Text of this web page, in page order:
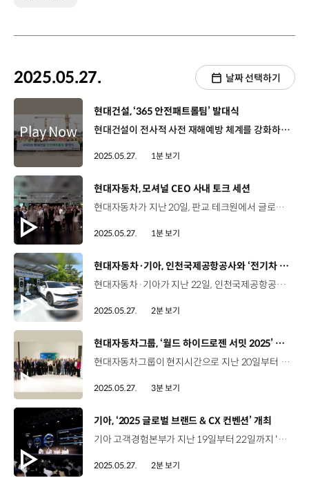
2025.05.27. 날짜 선택하기
[동영상]
현대건설, ‘365 안전패트롤팀’ 발대식
현대건설이 전사적 사전 재해예방 체계를 강화하고 현장중심의 안전·품질 관리 활동에 나섭니다. 현대건설은 지난 16일, ‘디에이치 클래스트’ 현장에서 ‘365 안전패트롤팀’ 발대식을 개최하고 본격적인 활동을 시작했습니다. '365 안전패트롤팀'은 현장 안전관리 전문위원을 주축으로 구성한 전담 조직인데요, 사전 통보 없이 불시에 현장 안전 점검을 실시해 위험 요소를 선제적으로 제거하고 사고를 예방하는 데 목적이 있습니다. 현대건설은 현장 구성원 스스로 위험요소를 식별하고 대응할 수 있는 자율적 안전문화가 정착될 수 있도록, 선제적이고 지속적인 현장 중심의 활동을 강화해 나갈 계획입니다.
2025.05.27. 1분 보기
[동영상]
현대자동차, 모셔널 CEO 사내 토크 세션
현대자동차가 지난 20일, 판교 테크원에서 글로벌 자율주행 기업 ‘모셔널(Motional)’의 CEO, 로라 메이저(Laura Major)를 초청해 사내 토크 세션을 진행했습니다. 로라 메이저는 자율주행 기술 분야에서 세계적으로 인정받는 테크 리더로 유명한데요. 이날 토크 세션에서는 로보틱스와 AI의 기술 발전 동향, 모셔널 기술 개발 현황과 함께 리더로서의 성장 스토리와 자율주행 기술 등 다양한 주제가 다뤄졌습니다. 이어진 QA 세션에서는 자율 주행 UX 전략과 사용자 관점에서의 기능 설계, AI 활용 전략 등에 대해 깊이 있는 답변을 이어갔는데요. 직원들의 적극적인 참여 속에서 이루어진 이날 행사는 ‘휴머니티를 향한 진보’를 지향하는 현대자동차의 방향성을 다시 한번 확인할 수 있는 자리였습니다.
2025.05.27. 1분 보기
[동영상]
현대자동차·기아, 인천국제공항공사와 ‘전기차 충전로봇’ 업무협약 체결
현대자동차·기아가 지난 22일, 인천국제공항공사와 ‘AI 기반 전기차 자동 충전 로봇 기술 검증을 위한 업무협약(MOU)’을 체결했습니다. 협약에 따라 현대자동차·기아는 국내 최대 규모의 친환경차 인프라를 보유한 인천국제공항공사와 손잡고 공항 환경에 최적화된 전기차 자동 충전 로봇 서비스를 제공하는데요. 특히, 인천국제공항은 관내 업무용 차량을 모두 친환경차로 전환했으며 2026년까지 1,110기의 전기차 충전기를 갖출 예정으로 자동 충전 로봇 서비스를 활용하기에 최적의 장소입니다. 양희원 사장 / 현대자동차·기아 RD본부장 로봇에 대한 실증 사업을 시작하게 되었는데요. 현재는 데이터가 재산인 것 같아요. 그런 점에서는 인천국제공항공사의 환경이 데이터를 만들기 위한 최적의 장소가 아닌가 그런 생각이 들고요. 그래서 오늘 이렇게 우리가 업무 협약을 맺게 된 것 같습니다. 우리가 꿈꾸는 비전을 공동으로 실행했으면 합니다. 현대자동차·기아 로보틱스랩은 전기차 자동 충전 로봇과 소프트웨어 솔루션, 서비스 운영 시나리오를 제공하고 인천국제공항공사는 전기차 자동 충전 로봇을 실제 운영/검증하고 직원들의 피드백을 수집해 공유할 예정입니다. 윤병호 팀장 / 현대자동차 서비스로보틱스팀현대자동차는 인천국제공항과 MOU를 통해 세계 최초로 전기차 자동 충전 로봇을 실증할 예정입니다. 2년간의 실증을 통해 저희는 고객들에게 보다 나은 서비스로 다가가도록 하겠습니다. 현대자동차·기아는 항만, 철도 등 다양한 교통 인프라에 ‘전기차 자동 충전 로봇’ 서비스를 확대할 수 있도록 선도적인 협력 모델을 만들어 나갈 예정입니다.
2025.05.27. 2분 보기
[동영상]
현대자동차그룹, ‘월드 하이드로젠 서밋 2025’ 참가
현대자동차그룹이 현지시간으로 지난 20일부터 22일까지 네덜란드 로테르담에서 개최된 ‘월드 하이드로젠 서밋 2025’에 참가해 수소 분야 글로벌 리더로서의 입지를 다졌습니다. 세계 최대 규모의 수소 산업 박람회인 이번 행사에는 130여 개국 정부 관료와 500여 개 기업 관계자 등 총 1만 5,000여 명이 참석해, 수소 경제에 대한 다양한 의견을 교환하고 새로운 협력과 발전 방향을 논의하는 자리였는데요, 현대자동차그룹은 회담과 전시 두 부문에 모두 참가해 수소 사업 현황을 알리고 수소 산업 발전 가속화를 위한 다양한 의견을 공유했습니다. 특히, 현대자동차그룹 장재훈 부회장은 수소위원회 공동 의장 자격으로 수소 무역 활성화를 위한 글로벌 협의체인 IHTF 회의와 패널 세션에 참가했습니다. 이날 회의 및 패널 토론에서는 지정학적 변화가 각국의 수소 공급망에 미치는 영향, 수소 무역 및 투자 촉진을 위한 실행 방안 등의 내용이 다뤄졌으며 정부 및 기업 관계자들은 글로벌 수소 공급망과 인프라를 강화하기 위한 공동 실천 분야를 도출해내기도 했습니다. 장재훈 부회장은 “수소 생태계는 각국 정부와 기업 모두의 파트너십을 통해 실현 가능하다”며 “현대자동차그룹 또한 글로벌 파트너들과 협력하여 수소 생태계를 확장해 나갈 것”이라고 강조했습니다. 현대자동차그룹은 행사 전시장에 부스를 마련하고 수소 사업 브랜드 ‘HTWO’ 소개와 함께 수소 사회의 모습을 담은 디오라마와 연료전지시스템 목업을 전시하는 등 다양한 수소 관련 기술과 적용 사례를 소개했습니다. 이에 앞서, 장재훈 부회장은 현지 시간으로 지난 19일, 글로벌 산업용 가스회사 ‘에어리퀴드 (Air Liquide)’ 파리 이노베이션 캠퍼스를 방문해 수소 생태계 확산을 위한 양사간 파트너십 강화 방안을 논의했습니다. 현대자동차그룹은 앞으로도 수소 산업이 가져올 경제적 효과와 국가 산업 경쟁력 제고를 위해 수소 산업 확대를 위한 노력을 이어갈 계획입니다.
2025.05.27. 3분 보기
[동영상]
기아, ‘2025 글로벌 브랜드 & CX 컨벤션’ 개최
기아 고객경험본부가 지난 19일부터 22일까지 '2025 글로벌 브랜드 CX 컨벤션'을 개최하고 중장기 브랜드 비전과 고객 경험 혁신 전략을 공유했습니다. 이번 행사는 전 세계 61개국에서 마케팅, 채널, 오너십 등 고객 경험을 제공하는 담당자 138명이 참여한 가운데 진행됐는데요. 참석자들은 다양한 프로그램을 통해 브랜드 마케팅 전략에 대한 영감을 얻는 시간을 가졌습니다. 이번 행사에서는 기아의 80년 DNA인 Resilience를 재정의하고 중장기 비전과 부문별 추진 전략 등을 공유했으며, 고객 경험 우수 사례를 소개하며 시상하는 자리도 마련해 해외 권역에서 노력하고 있는 담당자들을 격려했습니다. Dean Norbiato / Marketing General Manager / 기아 호주법인이번 행사는 정말 대단했습니다. 특히, 기아 호주법인은 경험을 공유하며 함께 동기부여 하는 것이 중요한데 Global Brand CX Convention가 이를 가능하게 해주었습니다. 우리는 이번 행사에서 재충전을 하고 각 권역에 돌아가서 동료들과 행사의 메시지를 나눌 계획입니다. ‘광명 EVO plant’와 ‘Kia360’ 투어도 진행됐는데요. 브랜드에 대한 이해도를 높이며 판매 의지를 다지기도 했습니다. 또한, 수원 KT wiz 파크에서 진행된 ‘KIA 타이거즈’의 경기를 관람하며 네트워킹의 시간을 가졌습니다. 기아는 앞으로도 전 세계 고객 경험 담당자들과 함께 브랜드 방향성을 더 단단히 다져나갈 계획입니다.
2025.05.27. 2분 보기